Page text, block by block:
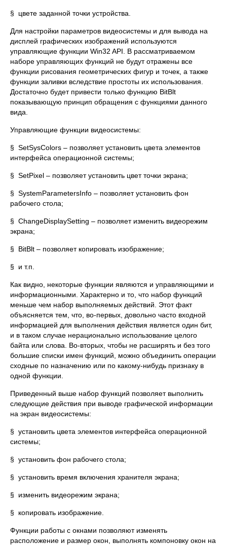
§ цвете заданной точки устройства.
Для настройки параметров видеосистемы и для вывода на
дисплей графических изображений используются
управляющие функции Win32 API. В рассматриваемом
наборе управляющих функций не будут отражены все
функции рисования геометрических фигур и точек, а также
функции заливки вследствие простоты их использования.
Достаточно будет привести только функцию BitBlt
показывающую принцип обращения с функциями данного
вида.
Управляющие функции видеосистемы:
§ SetSysColors – позволяет установить цвета элементов
интерфейса операционной системы;
§ SetPixel – позволяет установить цвет точки экрана;
§ SystemParametersInfo – позволяет установить фон
рабочего стола;
§ ChangeDisplaySetting – позволяет изменить видеорежим
экрана;
§ BitBlt – позволяет копировать изображение;
§ и т.п.
Как видно, некоторые функции являются и управляющими и
информационными. Характерно и то, что набор функций
меньше чем набор выполняемых действий. Этот факт
объясняется тем, что, во-первых, довольно часто входной
информацией для выполнения действия является один бит,
и в таком случае нерационально использование целого
байта или слова. Во-вторых, чтобы не расширять и без того
большие списки имен функций, можно объединить операции
сходные по назначению или по какому-нибудь признаку в
одной функции.
Приведенный выше набор функций позволяет выполнить
следующие действия при выводе графической информации
на экран видеосистемы:
§ установить цвета элементов интерфейса операционной
системы;
§ установить фон рабочего стола;
§ установить время включения хранителя экрана;
§ изменить видеорежим экрана;
§ копировать изображение.
Функции работы с окнами позволяют изменять
расположение и размер окон, выполнять компоновку окон на